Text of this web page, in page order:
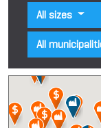
All sizes
All